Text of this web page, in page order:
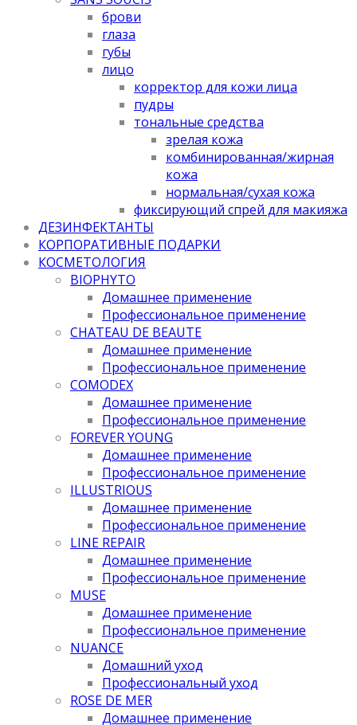
брови
глаза
губы
лицо
корректор для кожи лица
пудры
тональные средства
зрелая кожа
комбинированная/жирная
кожа
нормальная/cухая кожа
фиксирующий спрей для макияжа
ДЕЗИНФЕКТАНТЫ
КОРПОРАТИВНЫЕ ПОДАРКИ
КОСМЕТОЛОГИЯ
BIOPHYTO
Домашнее применение
Профессиональное применение
CHATEAU DE BEAUTE
Домашнее применение
Профессиональное применение
COMODEX
Домашнее применение
Профессиональное применение
FOREVER YOUNG
Домашнее применение
Профессиональное применение
ILLUSTRIOUS
Домашнее применение
Профессиональное применение
LINE REPAIR
Домашнее применение
Профессиональное применение
MUSE
Домашнее применение
Профессиональное применение
NUANCE
Домашний уход
Профессиональный уход
ROSE DE MER
Домашнее применение